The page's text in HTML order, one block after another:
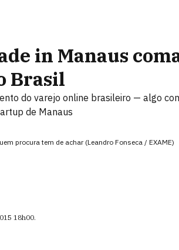
in Manaus
Brasil
do varejo online brasileiro — algo
de Manaus
procura tem de achar (Leandro Fonseca / EXAME)
18h00.